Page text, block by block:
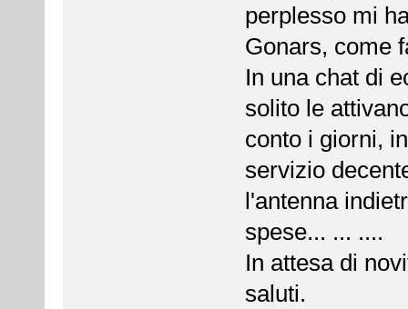
perplesso mi
Gonars, come
In una chat di
solito le
conto i giorni,
servizio
l'antenna
spese... ... ....
In attesa di
saluti.